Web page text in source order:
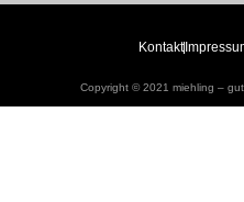
Kontakt
Copyright © 2021 miehling –